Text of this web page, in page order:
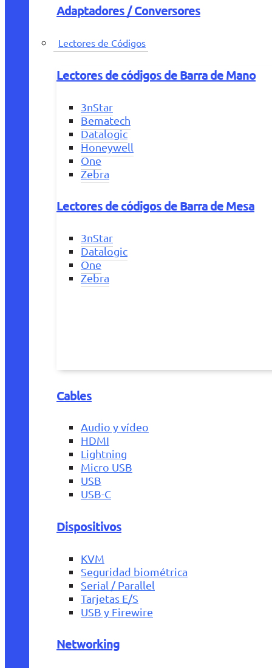
Adaptadores / Conversores
Lectores de Códigos
Lectores de códigos de Barra de Mano
3nStar
Bematech
Datalogic
Honeywell
One
Zebra
Lectores de códigos de Barra de Mesa
3nStar
Datalogic
One
Zebra
Cables
Audio y vídeo
HDMI
Lightning
Micro USB
USB
USB-C
Dispositivos
KVM
Seguridad biométrica
Serial / Parallel
Tarjetas E/S
USB y Firewire
Networking